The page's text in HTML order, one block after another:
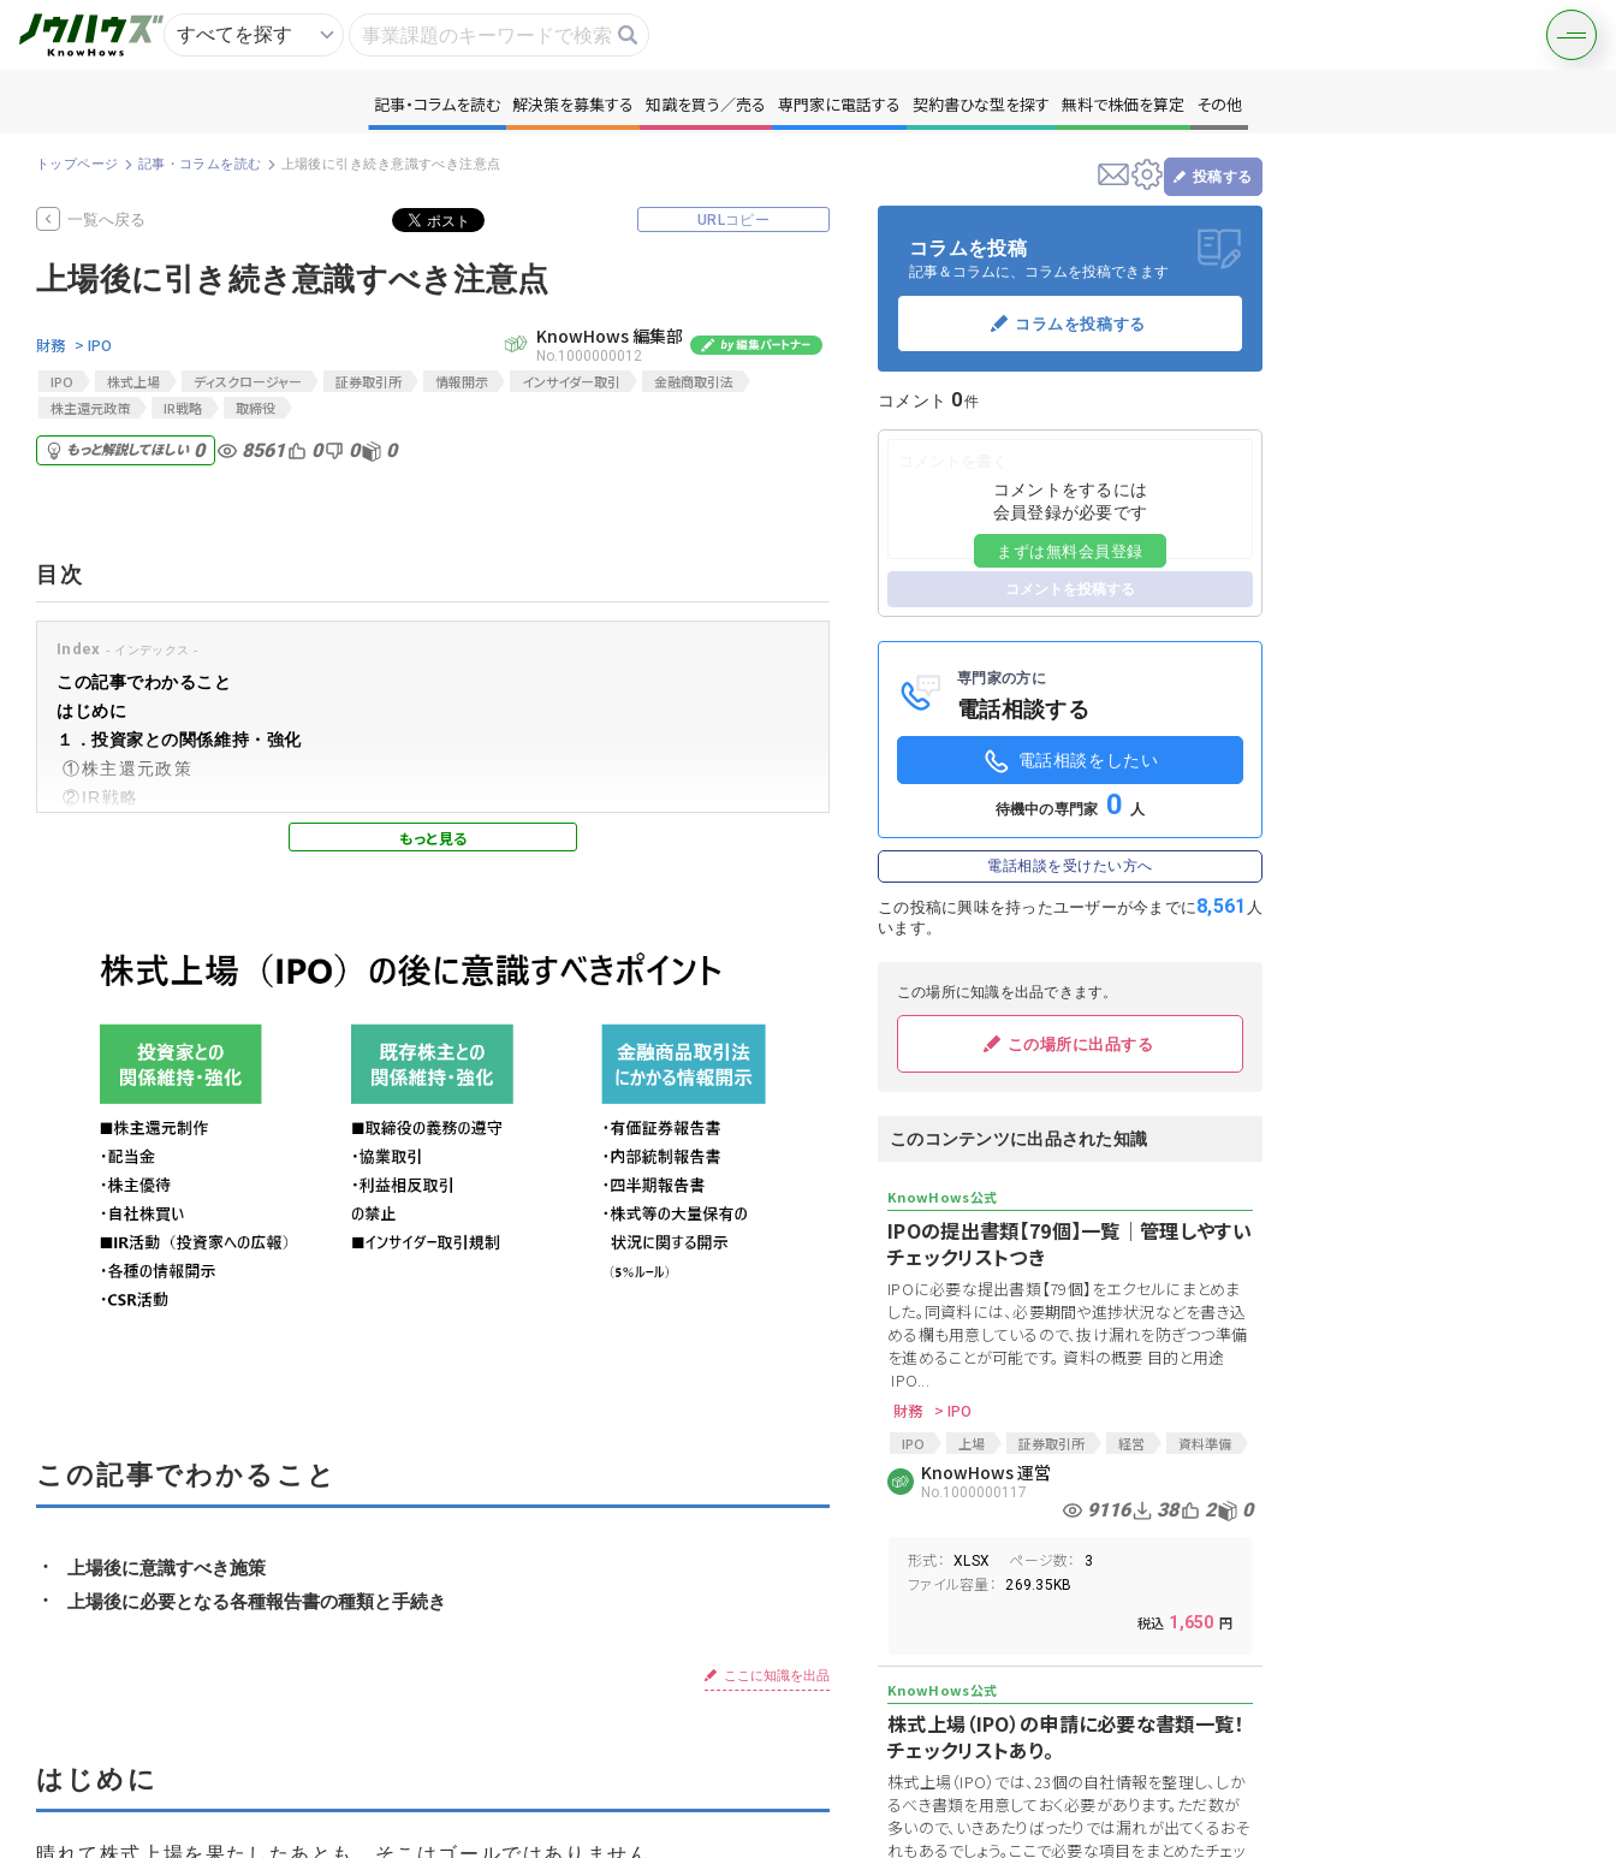
専門家に電話する 無料で株価を算定
資本政策を無料でお試し
ちょこっと相談とは？
記事・コラムを読む 解決策を募集する 知識を買う／売る 専門家に電話する 契約書ひな型を探す 無料で株価を算定 その他
トップページ 記事・コラムを読む 上場後に引き続き意識すべき注意点
投稿する
一覧へ戻る URLコピー
上場後に引き続き意識すべき注意点
財務 > IPO KnowHows 編集部
No.1000000012
IPO 株式上場 ディスクロージャー 証券取引所 情報開示 インサイダー取引
金融商取引法
株主還元政策
IR戦略 取締役
もっと解説してほしい 0 8561 0 0 0
目次
Index
この記事でわかること
はじめに
１．投資家との関係維持・強化
①株主還元政策
②IR戦略
２．既存株主との関係の維持・強化
②内部統制報告書
④株式などの大量保有の状況に関する開示制度（5％ルール）
この記事でわかること
上場後に意識すべき施策
上場後に必要となる各種報告書の種類と手続き
ここに知識を出品
はじめに
晴れて株式上場を果たしたあとも、そこはゴールではありません。
コラムを投稿
記事＆コラムに、コラムを投稿できます
コラムを投稿する
コメント 0
コメントをするには
会員登録が必要です
まずは無料会員登録
コメントを投稿する
専門家の方に
電話相談する
電話相談をしたい
待機中の専門家 0 人
電話相談を受けたい方へ
この投稿に興味を持ったユーザーが今までに8,561 人
います。
この場所に知識を出品できます。
この場所に出品する
このコンテンツに出品された知識
IPOの提出書類【79個】一覧│管理しやすい
チェックリストつき
IPOに必要な提出書類【79個】をエクセルにまとめま
した。同資料には、必要期間や進捗状況などを書き込
める欄も用意しているので、抜け漏れを防ぎつつ準備
を進めることが可能です。 資料の概要 目的と用途
IPO...
財務 > IPO
IPO 上場 証券取引所 経営
資料準備
上場準備
IPOチェックリスト
KnowHows 運営
No.1000000117
9116 38 2 0
形式： XLSX ページ数： 3
ファイル容量： 269.35KB
1,650
株式上場（IPO）の申請に必要な書類一覧！
チェックリストあり。
株式上場（IPO）では、23個の自社情報を整理し、しか
るべき書類を用意しておく必要があります。ただ数が
多いので、いきあたりばったりでは漏れが出てくるおそ
れもあるでしょう。ここで必要な項目をまとめたチェッ